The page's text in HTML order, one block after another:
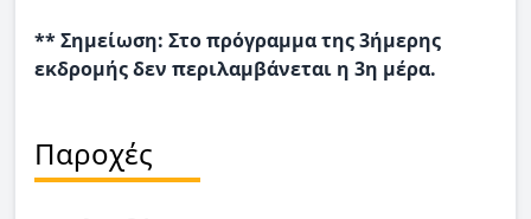
** Σημείωση: Στο πρόγραμμα της 3ήμερης
εκδρομής δεν περιλαμβάνεται η 3η μέρα.
Παροχές